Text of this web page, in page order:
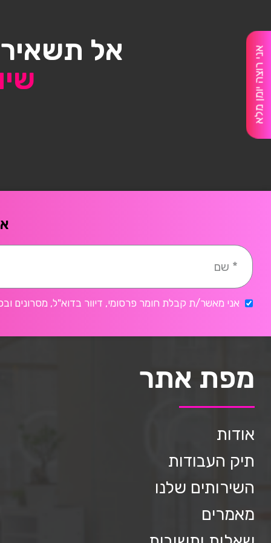
אני רוצה יומן מלא
אל
אני מאשר/ת קבלת חומר פרסומי, דיוור בדוא"ל, מסרונים
מפת אתר
אודות
תיק העבודות
השירותים שלנו
מאמרים